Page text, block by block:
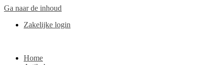
Ga naar de inhoud
Zakelijke login
Home